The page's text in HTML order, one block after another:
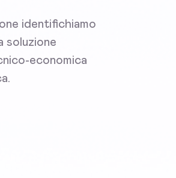
identifichiamo
soluzione
economica